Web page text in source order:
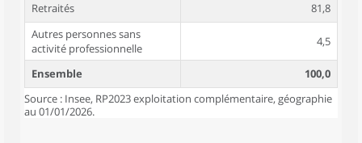
Retraités
81,8
Autres personnes sans
activité professionnelle
4,5
Ensemble
100,0
Source : Insee, RP2023 exploitation complémentaire, géographie
au 01/01/2026.